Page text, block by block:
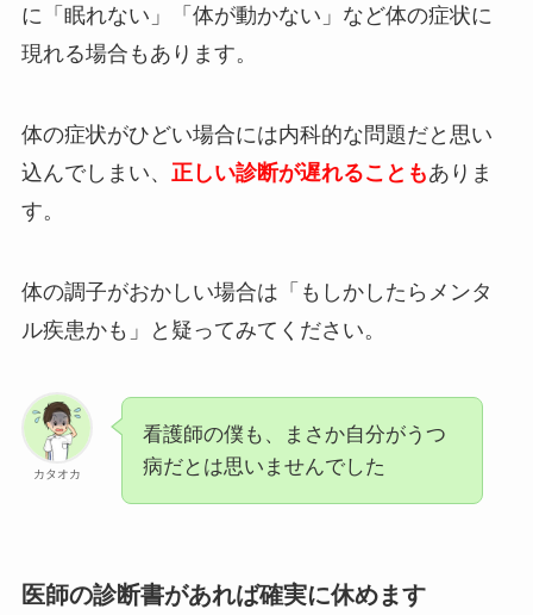
に「眠れない」「体が動かない」など体の症状に
現れる場合もあります。
体の症状がひどい場合には内科的な問題だと思い
込んでしまい、 正しい診断が遅れることもありま
す。
体の調子がおかしい場合は「もしかしたらメンタ
ル疾患かも」と疑ってみてください。
カタオカ
看護師の僕も、まさか自分がうつ
病だとは思いませんでした
医師の診断書があれば確実に休めます